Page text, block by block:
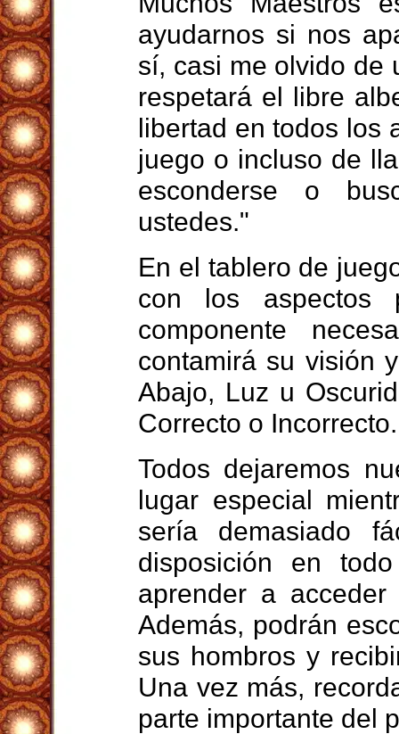
ayudarnos si nos
sí, casi me olvido de
respetará el libre
libertad en todos los
juego o incluso de
esconderse o
ustedes."
En el tablero de
con los aspectos
componente
contamirá su visión
Abajo, Luz u
Correcto o
Todos dejaremos
lugar especial
sería demasiado
disposición en
aprender a
Además, podrán
sus hombros y
Una vez más,
parte importante del